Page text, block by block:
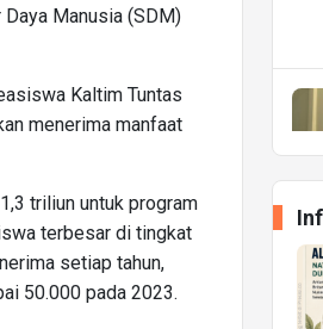
Manusia (SDM)
Kaltim Tuntas
menerima manfaat
triliun untuk program
terbesar di tingkat
setiap tahun,
50.000 pada 2023.